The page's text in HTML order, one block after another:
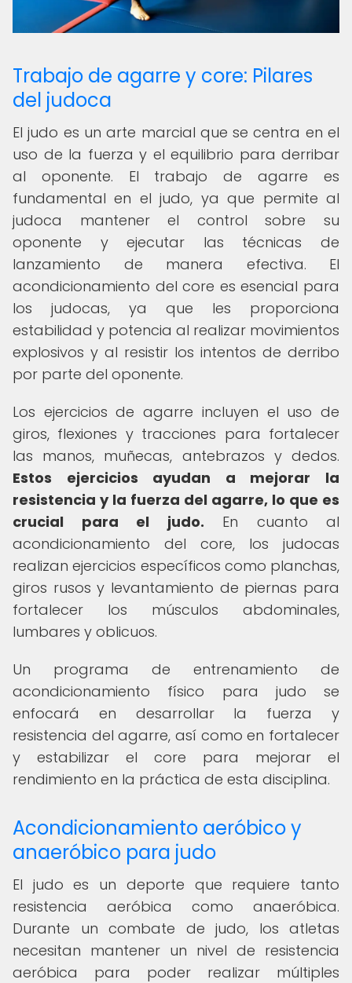
Trabajo de agarre y core: Pilares
del judoca
El judo es un arte marcial que se centra en el
uso de la fuerza y el equilibrio para derribar
al oponente. El trabajo de agarre es
fundamental en el judo, ya que permite al
judoca mantener el control sobre su
oponente y ejecutar las técnicas de
lanzamiento de manera efectiva. El
acondicionamiento del core es esencial para
los judocas, ya que les proporciona
estabilidad y potencia al realizar movimientos
explosivos y al resistir los intentos de derribo
por parte del oponente.
Los ejercicios de agarre incluyen el uso de
giros, flexiones y tracciones para fortalecer
las manos, muñecas, antebrazos y dedos.
Estos ejercicios ayudan a mejorar la
resistencia y la fuerza del agarre, lo que es
crucial para el judo. En cuanto al
acondicionamiento del core, los judocas
realizan ejercicios específicos como planchas,
giros rusos y levantamiento de piernas para
fortalecer los músculos abdominales,
lumbares y oblicuos.
Un programa de entrenamiento de
acondicionamiento físico para judo se
enfocará en desarrollar la fuerza y
resistencia del agarre, así como en fortalecer
y estabilizar el core para mejorar el
rendimiento en la práctica de esta disciplina.
Acondicionamiento aeróbico y
anaeróbico para judo
El judo es un deporte que requiere tanto
resistencia aeróbica como anaeróbica.
Durante un combate de judo, los atletas
necesitan mantener un nivel de resistencia
aeróbica para poder realizar múltiples